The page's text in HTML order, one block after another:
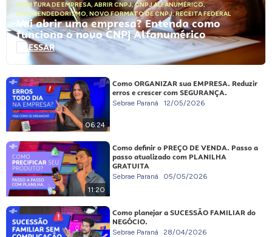
ABERTURA DE EMPRESA, ABRIR CNPJ,CNPJ ALFANUMÉRICO,
EMPREENDEDORISMO, NOVO FORMATO DE CNPJ,RECEITA FEDERAL
Vai abrir uma empresa? Entenda como
funciona o novo CNPJ Alfanumérico
ACESSAR
06:24
Como ORGANIZAR sua EMPRESA. Reduzir
erros e crescer com SEGURANÇA.
Sebrae Paraná 12/05/2026
11:20
Como definir o PREÇO DE VENDA. Passo a
passo atualizado com PLANILHA
GRATUITA
Sebrae Paraná 05/05/2026
Como planejar a SUCESSÃO FAMILIAR do
NEGÓCIO.
Sebrae Paraná 28/04/2026